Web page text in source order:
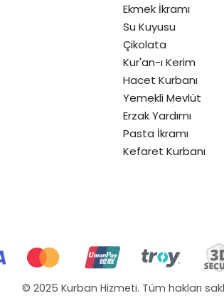
Ekmek İkramı
Su Kuyusu
Çikolata
Kur'an-ı Kerim
Hacet Kurbanı
Yemekli Mevlüt
Erzak Yardımı
Pasta İkramı
Kefaret Kurbanı
© 2025 Kurban Hizmeti. Tüm hakları